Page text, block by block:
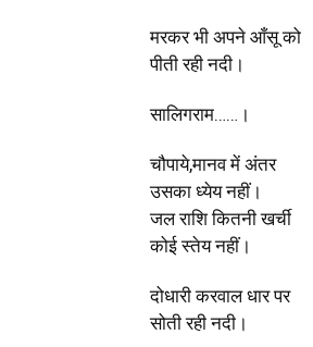
मरकर भी अपने आँसू को
पीती रही नदी।
सालिगराम……।
चौपाये,मानव में अंतर
उसका ध्येय नहीं।
जल राशि कितनी खर्ची
कोई स्तेय नहीं।
दोधारी करवाल धार पर
सोती रही नदी।